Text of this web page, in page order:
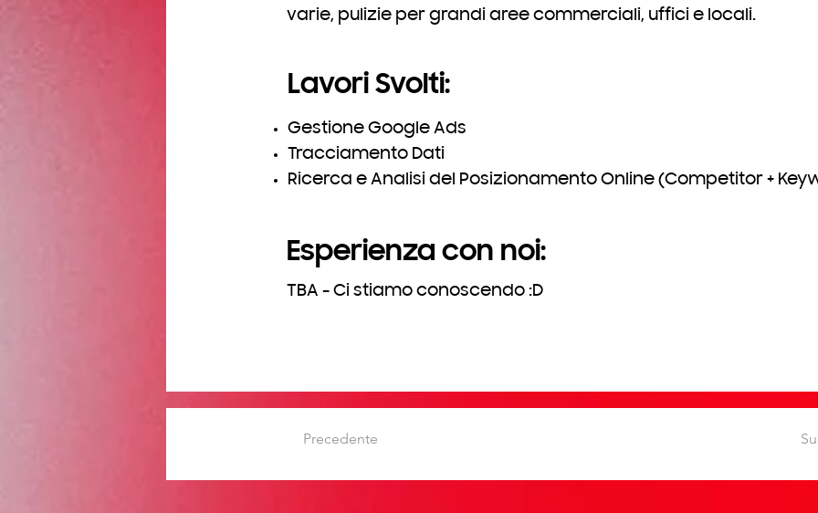
varie, pulizie per grandi aree commerciali, uffici e locali.
Lavori Svolti:
Gestione Google Ads
Tracciamento Dati
Ricerca e Analisi del Posizionamento Online (Competitor +
Esperienza con noi:
TBA - Ci stiamo conoscendo :D
Precedente